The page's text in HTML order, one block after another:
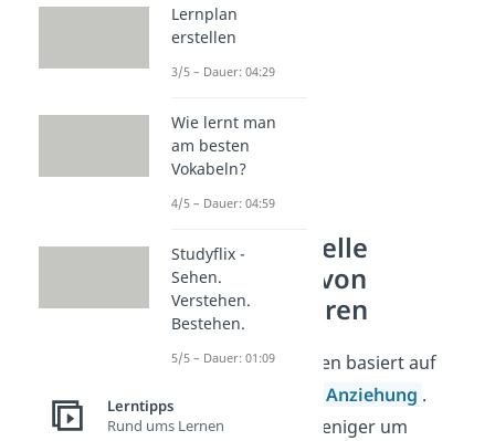
Die spirituelle
Erklärung von
Manifestieren
Das Manifestieren basiert auf
Gesetz der Anziehung .
Dabei geht es weniger um
Lernplan
erstellen
3/5 – Dauer: 04:29
Wie lernt man
am besten
Vokabeln?
4/5 – Dauer: 04:59
Studyflix -
Sehen.
Verstehen.
Bestehen.
5/5 – Dauer: 01:09
Lerntipps
Rund ums Lernen